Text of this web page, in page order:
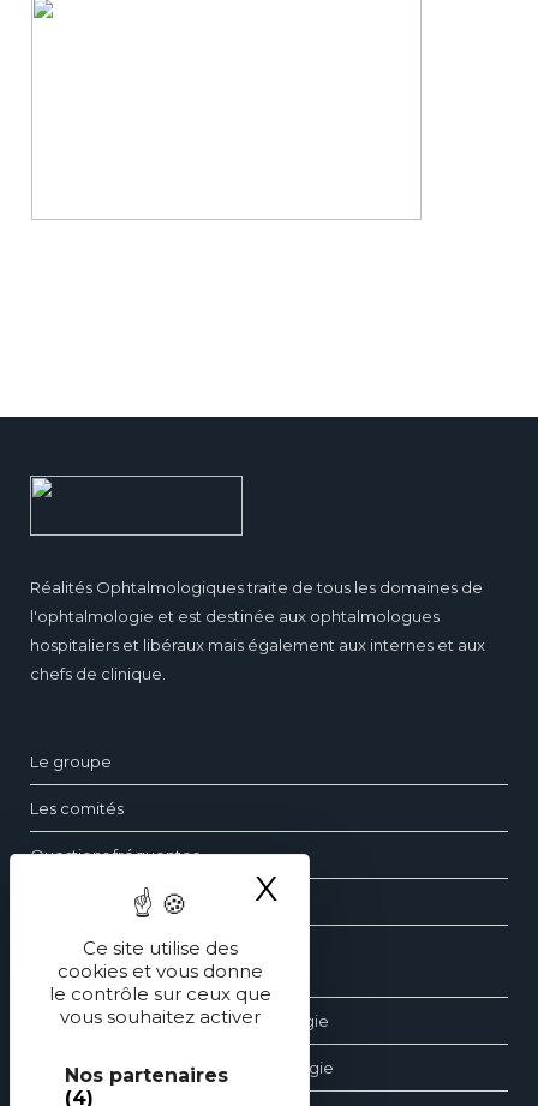
Ce site utilise des
cookies et vous donne
le contrôle sur ceux que
vous souhaitez activer
Nos partenaires
(4)
X Masquer le
Réalités Ophtalmologiques traite de tous les domaines de
l'ophtalmologie et est destinée aux ophtalmologues
hospitaliers et libéraux mais également aux internes et aux
chefs de clinique.
Le groupe
Les comités
Questions fréquentes
Les dossiers d’ophtalmologie
Les revues générales d’ophtalmologie
Les éditions spéciales d’ophtalmologie